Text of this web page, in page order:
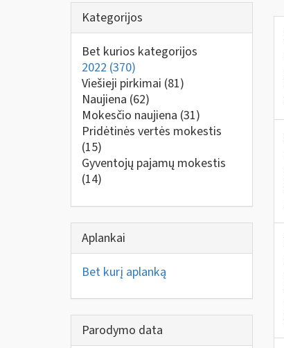
Kategorijos
Bet kurios kategorijos
2022 (370)
Viešieji pirkimai (81)
Naujiena (62)
Mokesčio naujiena (31)
Pridėtinės vertės mokestis
(15)
Gyventojų pajamų mokestis
(14)
Aplankai
Bet kurį aplanką
Parodymo data